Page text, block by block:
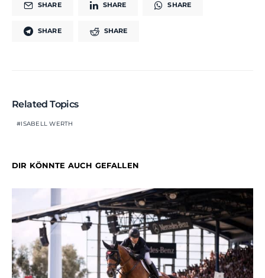
SHARE SHARE SHARE
SHARE SHARE
Related Topics
ISABELL WERTH
DIR KÖNNTE AUCH GEFALLEN